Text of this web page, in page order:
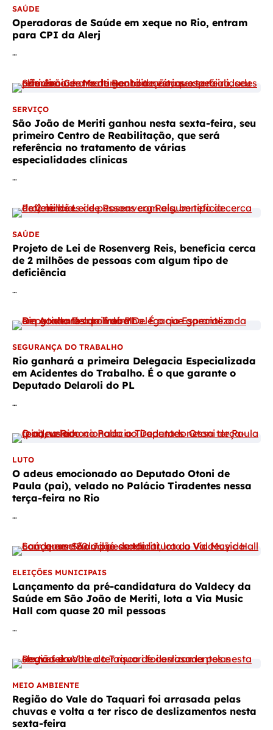
SAÚDE
Operadoras de Saúde em xeque no Rio, entram
para CPI da Alerj
…
SERVIÇO
São João de Meriti ganhou nesta sexta-feira, seu
primeiro Centro de Reabilitação, que será
referência no tratamento de várias
especialidades clínicas
…
SAÚDE
Projeto de Lei de Rosenverg Reis, beneficia cerca
de 2 milhões de pessoas com algum tipo de
deficiência
…
SEGURANÇA DO TRABALHO
Rio ganhará a primeira Delegacia Especializada
em Acidentes do Trabalho. É o que garante o
Deputado Delaroli do PL
…
LUTO
O adeus emocionado ao Deputado Otoni de
Paula (pai), velado no Palácio Tiradentes nessa
terça-feira no Rio
…
ELEIÇÕES MUNICIPAIS
Lançamento da pré-candidatura do Valdecy da
Saúde em São João de Meriti, lota a Via Music
Hall com quase 20 mil pessoas
…
MEIO AMBIENTE
Região do Vale do Taquari foi arrasada pelas
chuvas e volta a ter risco de deslizamentos nesta
sexta-feira